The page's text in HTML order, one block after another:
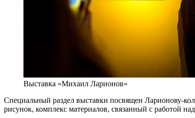
Выставка «Михаил Ларионов»
Специальный раздел выставки посвящен Ларионову-
рисунок, комплекс материалов, связанный с работой